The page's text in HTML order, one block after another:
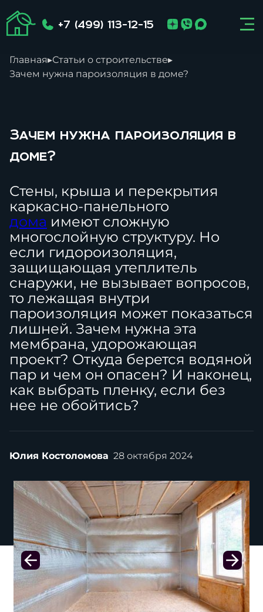
+7 (499) 113-12-15
Главная▸Статьи о строительстве▸
Зачем нужна пароизоляция в доме?
Зачем нужна пароизоляция в
доме?
Стены, крыша и перекрытия
каркасно-панельного
дома имеют сложную
многослойную структуру. Но
если гидороизоляция,
защищающая утеплитель
снаружи, не вызывает вопросов,
то лежащая внутри
пароизоляция может показаться
лишней. Зачем нужна эта
мембрана, удорожающая
проект? Откуда берется водяной
пар и чем он опасен? И наконец,
как выбрать пленку, если без
нее не обойтись?
Юлия Костоломова 28 октября 2024